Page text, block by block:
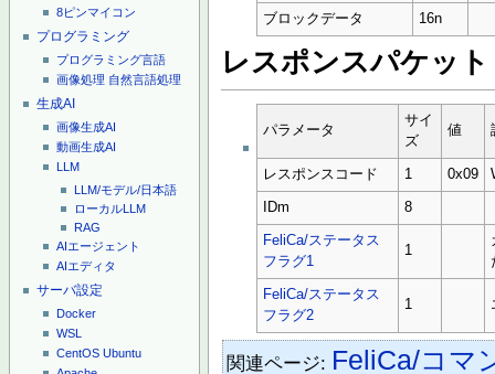
8ピンマイコン
プログラミング
プログラミング言語
画像処理 自然言語処理
生成AI
画像生成AI
動画生成AI
LLM
LLM/モデル/日本語
ローカルLLM
RAG
AIエージェント
AIエディタ
サーバ設定
Docker
WSL
CentOS Ubuntu
ブロックデータ 16n
レスポンスパケット
パラメータ
サイ
ズ
値
レスポンスコード 1 0x09
IDm 8
FeliCa/ステータス
フラグ1
1
FeliCa/ステータス
フラグ2
1
関連ページ: FeliCa/コマ